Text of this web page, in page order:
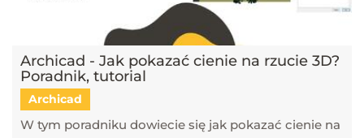
Archicad - Jak pokazać cienie na rzucie 3D?
Poradnik, tutorial
Archicad
W tym poradniku dowiecie się jak pokazać cienie na